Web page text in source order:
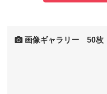
画像ギャラリー 50枚